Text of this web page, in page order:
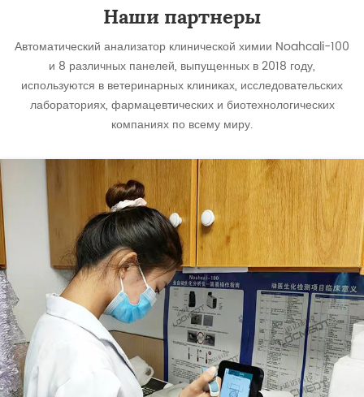
анализатор
Noahcali-100
Наши партнеры
Автоматический анализатор клинической химии Noahcali-100
и 8 различных панелей, выпущенных в 2018 году,
используются в ветеринарных клиниках, исследовательских
лабораториях, фармацевтических и биотехнологических
компаниях по всему миру.